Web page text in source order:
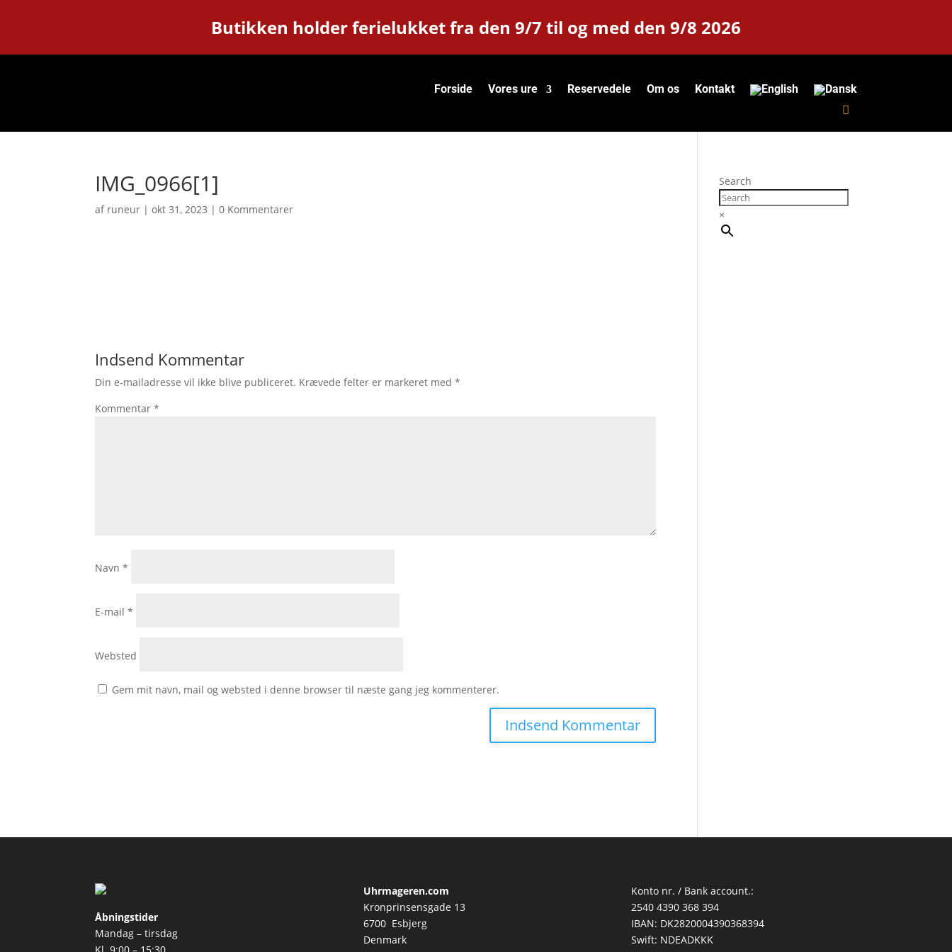
Butikken holder ferielukket fra den 9/7 til og med den 9/8 2026
Forside Vores ure Reservedele Om os Kontakt
IMG_0966[1]
af runeur |okt 31, 2023 |0 Kommentarer
Indsend Kommentar
Din e-mailadresse vil ikke blive publiceret. Krævede felter er markeret med*
Kommentar*
Navn*
E-mail*
Websted
Gem mit navn, mail og websted i denne browser til næste gang jeg kommenterer.
Search
×
Åbningstider
Mandag – tirsdag
Uhrmageren.com
Kronprinsensgade 13
6700 Esbjerg
Denmark
Konto nr. / Bank account.:
2540 4390 368 394
IBAN: DK2820004390368394
Swift: NDEADKKK